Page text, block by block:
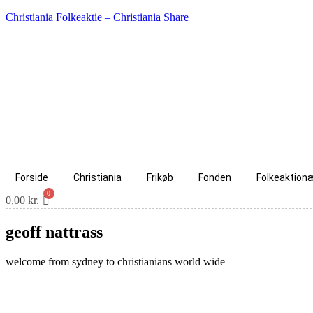
Christiania Folkeaktie – Christiania Share
Forside Christiania Frikøb Fonden
0,00 kr.
geoff nattrass
welcome from sydney to christianians world wide